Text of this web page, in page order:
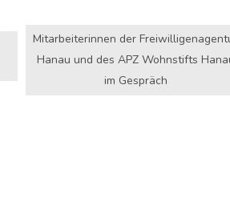
Mitarbeiterinnen der
Hanau und des APZ Wohnstifts
im Gespräch